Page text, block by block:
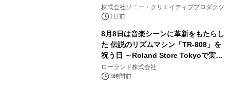
ラボレーション サウナイキタイコラ
ボグッズも発売決定！
株式会社ソニー・クリエイティブプロダクツ
1日前
8月8日は音楽シーンに革新をもたらし
た 伝説のリズムマシン「TR-808」を
祝う日 ～Roland Store Tokyoで実機
を展示しての 記念キャンペーンを開
催 英国ラジオ「NTS」の 特別プログ
ローランド株式会社
3時間前